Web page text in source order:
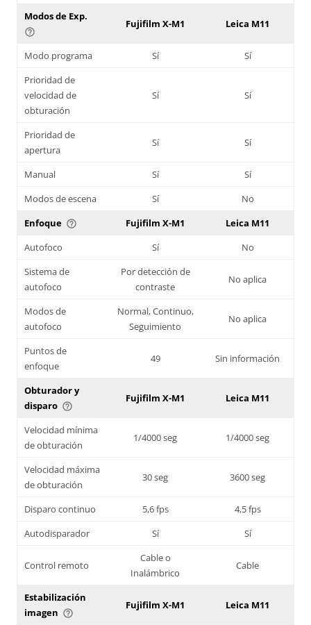
Modos de Exp.
help_outline
Fujifilm X-M1 Leica M11
Modo programa Sí
Sí
Prioridad de
velocidad de
obturación
Sí Sí
Prioridad de
apertura
Sí Sí
Manual Sí
Sí
Modos de escena
Sí
No
Enfoque help_outline Fujifilm X-M1
Leica M11
Autofoco
Sí
No
Sistema de
autofoco
Por detección de
contraste
No aplica
Modos de
autofoco
Normal, Continuo,
Seguimiento
No aplica
Puntos de
enfoque
49 Sin información
Obturador y
disparo help_outline
Fujifilm X-M1 Leica M11
Velocidad mínima
de obturación
1/4000 seg 1/4000 seg
Velocidad máxima
de obturación
30 seg 3600 seg
Disparo continuo 5,6 fps
4,5 fps
Autodisparador
Sí Sí
Control remoto
Cable o
Inalámbrico
Cable
Estabilización
imagen help_outline
Fujifilm X-M1 Leica M11